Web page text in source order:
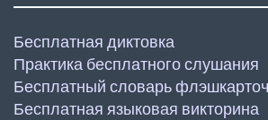
Бесплатная диктовка
Практика бесплатного слушания
Бесплатный словарь
Бесплатная языковая викторина